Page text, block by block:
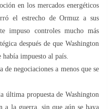
en los mercados energéticos
el estrecho de Ormuz a sus
impuso controles mucho más
después de que Washington
impuesto al país.
negociaciones a menos que se
última propuesta de Washington
a la guerra, sin que aún se haya